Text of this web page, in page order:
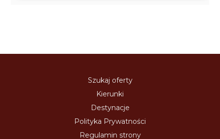
Szukaj oferty
Kierunki
Destynacje
Polityka Prywatności
Regulamin strony